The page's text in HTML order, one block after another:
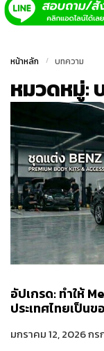
หน้าหลัก / บทความ
หมวดหมู่:
อัปเกรด: ทำให้
ประเทศไทยเป็น
มกราคม 12, 2026กร